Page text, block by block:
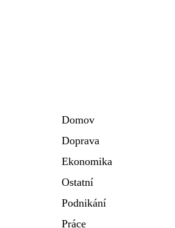
Domov
Doprava
Ekonomika
Ostatní
Podnikání
Práce